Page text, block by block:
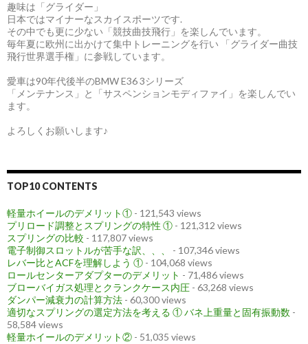
趣味は「グライダー」
日本ではマイナーなスカイスポーツです.
その中でも更に少ない「競技曲技飛行」を楽しんでいます。
毎年夏に欧州に出かけて集中トレーニングを行い 「グライダー曲技
飛行世界選手権」に参戦しています。
愛車は90年代後半のBMW E36 3シリーズ
「メンテナンス」と「サスペンションモディファイ」を楽しんでい
ます。
よろしくお願いします♪
TOP10 CONTENTS
軽量ホイールのデメリット① - 121,543 views
プリロード調整とスプリングの特性 ① - 121,312 views
スプリングの比較 - 117,807 views
電子制御スロットルが苦手な訳、、、
- 107,346 views
レバー比とACFを理解しよう ① - 104,068 views
ロールセンターアダプターのデメリット - 71,486 views
ブローバイガス処理とクランクケース内圧 - 63,268 views
ダンパー減衰力の計算方法 - 60,300 views
適切なスプリングの選定方法を考える ① バネ上重量と固有振動数 -
58,584 views
軽量ホイールのデメリット② - 51,035 views